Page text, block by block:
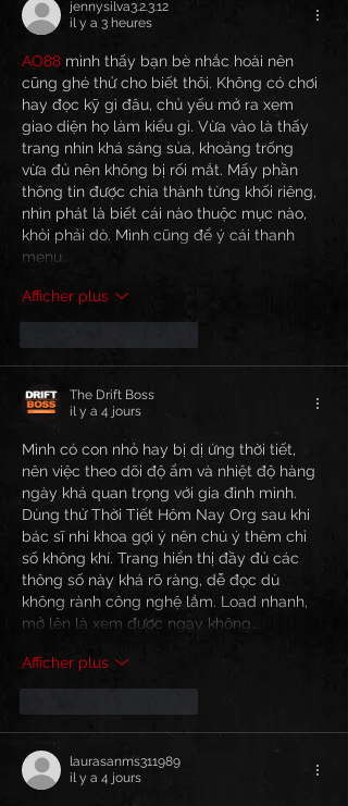
jennysilva3.2.3.12
il y a 3 heures
AO88 mình thấy bạn bè nhắc hoài nên
cũng ghé thử cho biết thôi. Không có chơi
hay đọc kỹ gì đâu, chủ yếu mở ra xem
giao diện họ làm kiểu gì. Vừa vào là thấy
trang nhìn khá sáng sủa, khoảng trống
vừa đủ nên không bị rối mắt. Mấy phần
thông tin được chia thành từng khối riêng,
nhìn phát là biết cái nào thuộc mục nào,
khỏi phải dò. Mình cũng để ý cái thanh
menu…
Afficher plus
The Drift Boss
il y a 4 jours
Mình có con nhỏ hay bị dị ứng thời tiết,
nên việc theo dõi độ ẩm và nhiệt độ hàng
ngày khá quan trọng với gia đình mình.
Dùng thử Thời Tiết Hôm Nay Org sau khi
bác sĩ nhi khoa gợi ý nên chú ý thêm chỉ
số không khí. Trang hiển thị đầy đủ các
thông số này khá rõ ràng, dễ đọc dù
không rành công nghệ lắm. Load nhanh,
mở lên là xem được ngay không…
Afficher plus
laurasanms311989
il y a 4 jours